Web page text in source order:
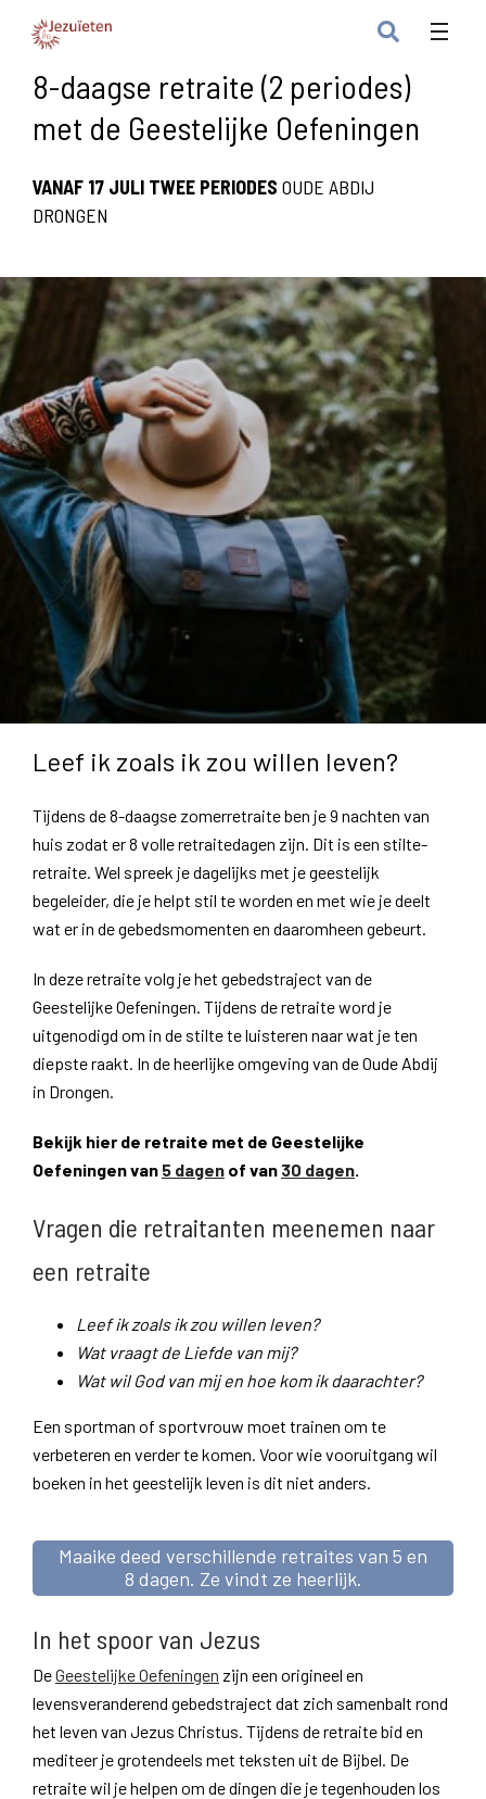
8-daagse retraite (2 periodes)
met de Geestelijke Oefeningen
VANAF 17 JULI TWEE PERIODES OUDE ABDIJ
DRONGEN
Leef ik zoals ik zou willen leven?
Tijdens de 8-daagse zomerretraite ben je 9 nachten van
huis zodat er 8 volle retraitedagen zijn. Dit is een stilte-
retraite. Wel spreek je dagelijks met je geestelijk
begeleider, die je helpt stil te worden en met wie je deelt
wat er in de gebedsmomenten en daaromheen gebeurt.
In deze retraite volg je het gebedstraject van de
Geestelijke Oefeningen. Tijdens de retraite word je
uitgenodigd om in de stilte te luisteren naar wat je ten
diepste raakt. In de heerlijke omgeving van de Oude Abdij
in Drongen.
Bekijk hier de retraite met de Geestelijke
Oefeningen van 5 dagen of van 30 dagen
Vragen die retraitanten meenemen naar
een retraite
Leef ik zoals ik zou willen leven?
Wat vraagt de Liefde van mij?
Wat wil God van mij en hoe kom ik daarachter?
Een sportman of sportvrouw moet trainen om te
verbeteren en verder te komen. Voor wie vooruitgang wil
boeken in het geestelijk leven is dit niet anders.
Maaike deed verschillende retraites van 5 en
8 dagen. Ze vindt ze heerlijk.
In het spoor van Jezus
DeGeestelijke Oefeningen zijn een origineel en
levensveranderend gebedstraject dat zich samenbalt rond
het leven van Jezus Christus. Tijdens de retraite bid en
mediteer je grotendeels met teksten uit de Bijbel. De
retraite wil je helpen om de dingen die je tegenhouden los